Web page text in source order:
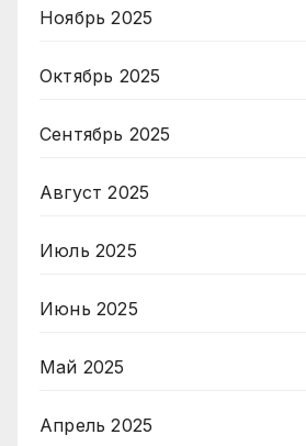
Ноябрь 2025
Октябрь 2025
Сентябрь 2025
Август 2025
Июль 2025
Июнь 2025
Май 2025
Апрель 2025